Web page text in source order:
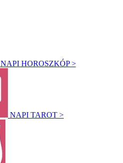
NAPI HOROSZKÓP >
NAPI TAROT >